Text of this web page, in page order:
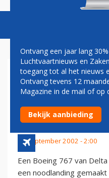
BOEING 767
AIRLINES
NOODLANDING
23 september 2002 - 2:00
Een Boeing 767 van
een noodlanding
Ontvang een jaar lang
Luchtvaartnieuws en
toegang tot al het nieuws
Ontvang tevens 12
Magazine in de mail of op
Bekijk aanbieding